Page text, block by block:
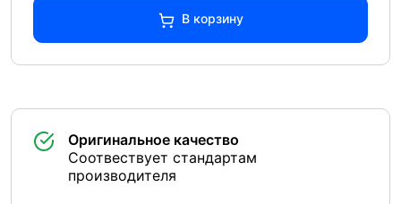
В корзину
Оригинальное качество
Соотвествует стандартам
производителя